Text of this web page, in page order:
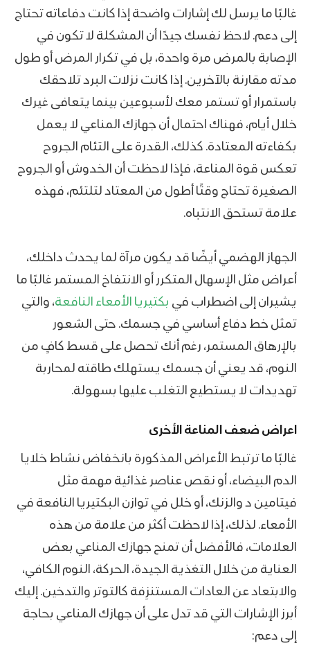
غالبًا ما يرسل لك إشارات واضحة إذا كانت دفاعاته تحتاج
إلى دعم. لاحظ نفسك جيدًا أن المشكلة لا تكون في
الإصابة بالمرض مرة واحدة، بل في تكرار المرض أو طول
مدته مقارنة بالآخرين. إذا كانت نزلات البرد تلاحقك
باستمرار أو تستمر معك لأسبوعين بينما يتعافى غيرك
خلال أيام، فهناك احتمال أن جهازك المناعي لا يعمل
بكفاءته المعتادة. كذلك، القدرة على التئام الجروح
تعكس قوة المناعة، فإذا لاحظت أن الخدوش أو الجروح
الصغيرة تحتاج وقتًا أطول من المعتاد لتلتئم، فهذه
علامة تستحق الانتباه.
الجهاز الهضمي أيضًا قد يكون مرآة لما يحدث داخلك،
أعراض مثل الإسهال المتكرر أو الانتفاخ المستمر غالبًا ما
يشيران إلى اضطراب في بكتيريا الأمعاء النافعة، والتي
تمثل خط دفاع أساسي في جسمك. حتى الشعور
بالإرهاق المستمر، رغم أنك تحصل على قسط كافٍ من
النوم، قد يعني أن جسمك يستهلك طاقته لمحاربة
تهديدات لا يستطيع التغلب عليها بسهولة.
اعراض ضعف المناعة الأخرى
غالبًا ما ترتبط الأعراض المذكورة بانخفاض نشاط خلايا
الدم البيضاء، أو نقص عناصر غذائية مهمة مثل
فيتامين د والزنك، أو خلل في توازن البكتيريا النافعة في
الأمعاء. لذلك، إذا لاحظت أكثر من علامة من هذه
العلامات، فالأفضل أن تمنح جهازك المناعي بعض
العناية من خلال التغذية الجيدة، الحركة، النوم الكافي،
والابتعاد عن العادات المستنزِفة كالتوتر والتدخين. إليك
أبرز الإشارات التي قد تدل على أن جهازك المناعي بحاجة
إلى دعم: